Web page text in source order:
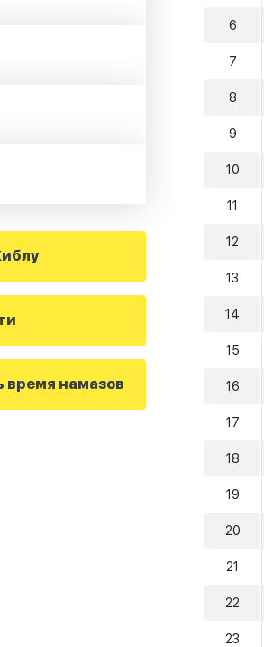
время намазов
6
7
8
9
10
11
12
13
14
15
16
17
18
19
20
21
22
23